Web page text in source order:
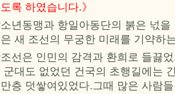
록 하였습니다.》
년동맹과 항일아동단의 붉은 넋
새 조선의 무궁한 미래를 기약하
선은 인민의 감격과 환희로 들끓
군대도 없었던 건국의 초행길에는
층 덧쌓여있었다.그때 많은 사람